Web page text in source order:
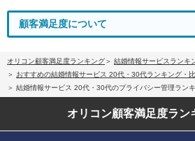
顧客満足度について
オリコン顧客満足度ランキング
結婚情報サービスランキ
おすすめの結婚情報サービス 20代・30代ランキング・
結婚情報サービス 20代・30代のプライバシー管理ラン
オリコン顧客満足度ラン